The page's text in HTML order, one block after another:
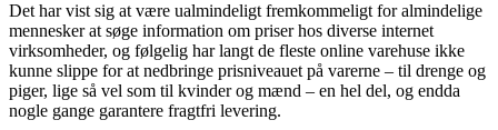
Det har vist sig at være ualmindeligt fremkommeligt for almindelige
mennesker at søge information om priser hos diverse internet
virksomheder, og følgelig har langt de fleste online varehuse ikke
kunne slippe for at nedbringe prisniveauet på varerne – til drenge og
piger, lige så vel som til kvinder og mænd – en hel del, og endda
nogle gange garantere fragtfri levering.